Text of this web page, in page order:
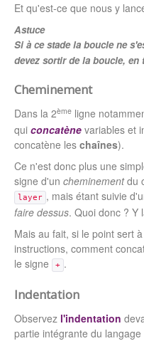
Et qu'est-ce que nous y
Astuce
Si à ce stade la boucle ne
devez sortir de la boucle, en
Cheminement
Dans la 2ème ligne
qui concatène variables et
concatène les chaînes).
Ce n'est donc plus une
signe d'un cheminementdu
layer , mais étant suivie
faire dessus. Quoi donc ? Y
Mais au fait, si le point sert
instructions, comment
le signe
+ .
Indentation
Observez l'indentation
partie intégrante du